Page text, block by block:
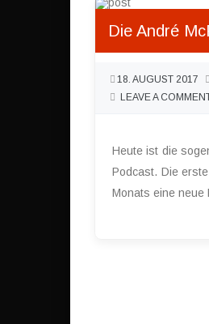
Die André
18. AUGUST 2017
LEAVE A
Heute ist die
Podcast. Die
Monats eine neue